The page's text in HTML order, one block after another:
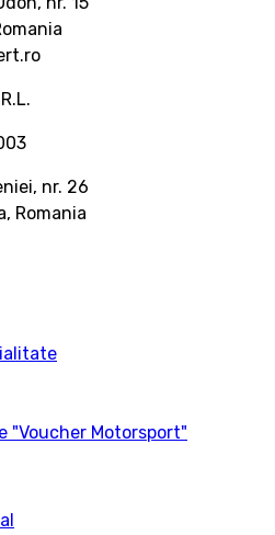
nr. 26
Romania
"Voucher Motorsport"